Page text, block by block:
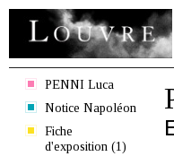
PENNI Luca
Notice Napoléon
Fiche
d'exposition (1)